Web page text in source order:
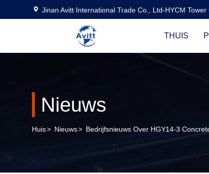
Jinan Avitt International Trade Co., Ltd-HYCM Tower
THUIS
Nieuws
Huis> Nieuws> Bedrijfsnieuws Over HGY14-3